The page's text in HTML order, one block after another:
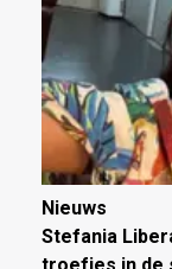
Nieuws
Stefania